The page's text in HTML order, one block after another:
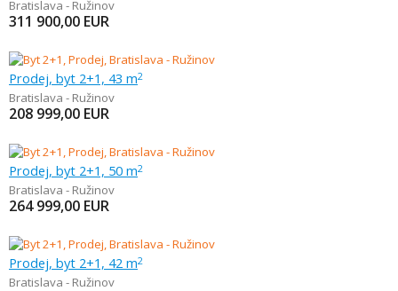
Bratislava - Ružinov
311 900,00 EUR
Prodej, byt 2+1, 43 m2
Bratislava - Ružinov
208 999,00 EUR
Prodej, byt 2+1, 50 m2
Bratislava - Ružinov
264 999,00 EUR
Prodej, byt 2+1, 42 m2
Bratislava - Ružinov